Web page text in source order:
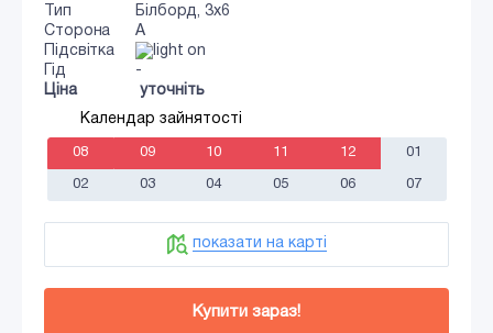
Тип
Білборд, 3х6
Сторона
A
Підсвітка
Гід
-
Ціна
уточніть
Календар зайнятості
08 09 10 11 12 01
02 03 04 05 06 07
показати на карті
Купити зараз!